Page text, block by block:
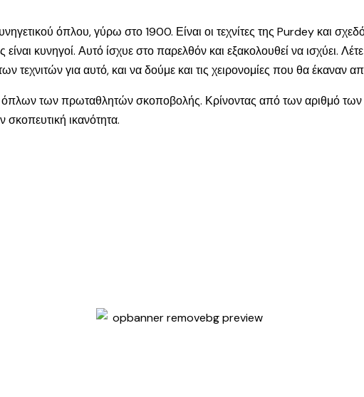
όπλου, γύρω στο 1900. Είναι οι τεχνίτες της Purdey και
κυνηγοί. Αυτό ίσχυε στο παρελθόν και εξακολουθεί να ισχύει.
τεχνιτών για αυτό, και να δούμε και τις χειρονομίες που θα έκαναν
όπλων των πρωταθλητών σκοποβολής. Κρίνοντας από των αριθμό
ικανότητα.